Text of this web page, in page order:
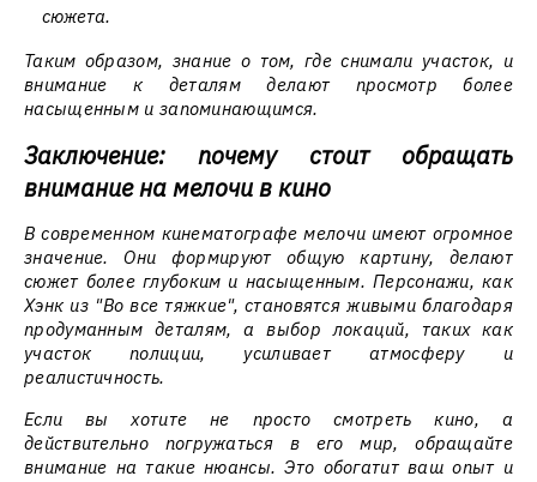
сюжета.
Таким образом, знание о том, где снимали участок, и
внимание к деталям делают просмотр более
насыщенным и запоминающимся.
Заключение: почему стоит обращать
внимание на мелочи в кино
В современном кинематографе мелочи имеют огромное
значение. Они формируют общую картину, делают
сюжет более глубоким и насыщенным. Персонажи, как
Хэнк из "Во все тяжкие", становятся живыми благодаря
продуманным деталям, а выбор локаций, таких как
участок полиции, усиливает атмосферу и
реалистичность.
Если вы хотите не просто смотреть кино, а
действительно погружаться в его мир, обращайте
внимание на такие нюансы. Это обогатит ваш опыт и